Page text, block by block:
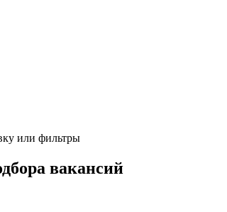
или фильтры
вакансий